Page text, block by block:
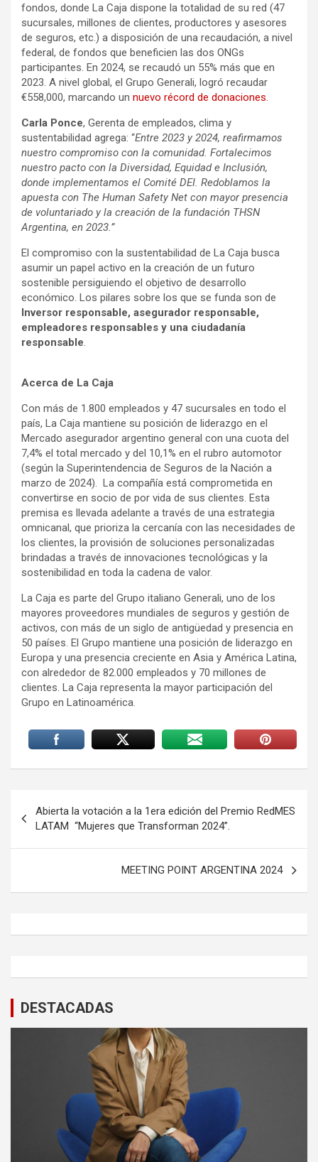
fondos, donde La Caja dispone la totalidad de su red (47
sucursales, millones de clientes, productores y asesores
de seguros, etc.) a disposición de una recaudación, a nivel
federal, de fondos que beneficien las dos ONGs
participantes. En 2024, se recaudó un 55% más que en
2023. A nivel global, el Grupo Generali, logró recaudar
€558,000, marcando un nuevo récord de donaciones.
Carla Ponce, Gerenta de empleados, clima y
sustentabilidad agrega: “Entre 2023 y 2024, reafirmamos
nuestro compromiso con la comunidad. Fortalecimos
nuestro pacto con la Diversidad, Equidad e Inclusión,
donde implementamos el Comité DEI. Redoblamos la
apuesta con The Human Safety Net con mayor presencia
de voluntariado y la creación de la fundación THSN
Argentina, en 2023.”
El compromiso con la sustentabilidad de La Caja busca
asumir un papel activo en la creación de un futuro
sostenible persiguiendo el objetivo de desarrollo
económico. Los pilares sobre los que se funda son de
Inversor responsable, asegurador responsable,
empleadores responsables y una ciudadanía
responsable.
Acerca de La Caja
Con más de 1.800 empleados y 47 sucursales en todo el
país, La Caja mantiene su posición de liderazgo en el
Mercado asegurador argentino general con una cuota del
7,4% el total mercado y del 10,1% en el rubro automotor
(según la Superintendencia de Seguros de la Nación a
marzo de 2024). La compañía está comprometida en
convertirse en socio de por vida de sus clientes. Esta
premisa es llevada adelante a través de una estrategia
omnicanal, que prioriza la cercanía con las necesidades de
los clientes, la provisión de soluciones personalizadas
brindadas a través de innovaciones tecnológicas y la
sostenibilidad en toda la cadena de valor.
La Caja es parte del Grupo italiano Generali, uno de los
mayores proveedores mundiales de seguros y gestión de
activos, con más de un siglo de antigüedad y presencia en
50 países. El Grupo mantiene una posición de liderazgo en
Europa y una presencia creciente en Asia y América Latina,
con alrededor de 82.000 empleados y 70 millones de
clientes. La Caja representa la mayor participación del
Grupo en Latinoamérica.
de
entradas
Abierta la votación a la 1era edición del Premio RedMES
LATAM “Mujeres que Transforman 2024”.
MEETING POINT ARGENTINA 2024
DESTACADAS